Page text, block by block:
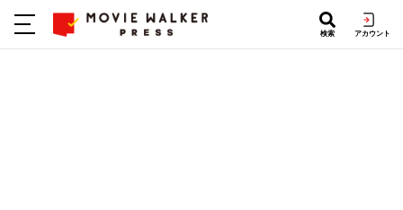
検索 アカウント